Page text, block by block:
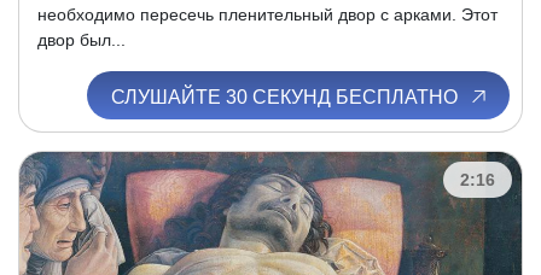
необходимо пересечь пленительный двор с арками. Этот
двор был...
СЛУШАЙТЕ 30 СЕКУНД БЕСПЛАТНО
2:16